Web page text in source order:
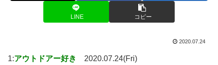
LINE コピー
2020.07.24
1:アウトドアー好き 2020.07.24(Fri)